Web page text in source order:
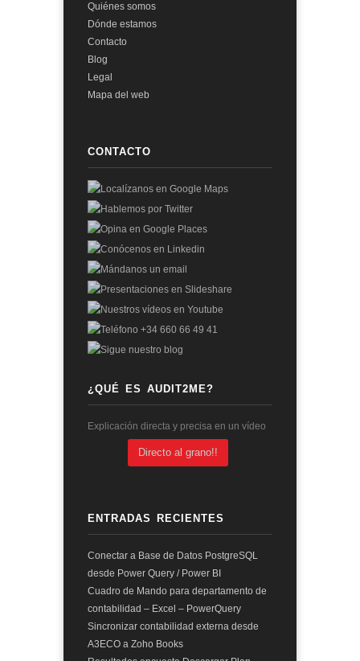
Quiénes somos
Dónde estamos
Contacto
Blog
Legal
Mapa del web
CONTACTO
¿QUÉ ES AUDIT2ME?
Explicación directa y precisa en un vídeo
Directo al grano!!
ENTRADAS RECIENTES
Conectar a Base de Datos PostgreSQL
desde Power Query / Power BI
Cuadro de Mando para departamento de
contabilidad – Excel – PowerQuery
Sincronizar contabilidad externa desde
A3ECO a Zoho Books